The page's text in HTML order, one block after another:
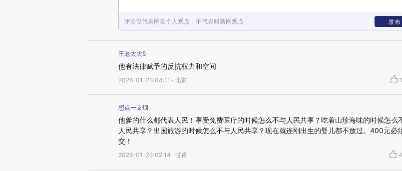
评论仅代表网友个人观点，不代表财新网观点 发布
王老太太5
他有法律赋予的反抗权力和空间
2026-01-23 04:11 · 北京 1
想点一支烟
他爹的什么都代表人民！享受免费医疗的时候怎么不与人民共享？吃着山珍海味的时候怎么
人民共享？出国旅游的时候怎么不与人民共享？现在就连刚出生的婴儿都不放过。400元必
交！
2026-01-23 02:14 · 甘肃 4